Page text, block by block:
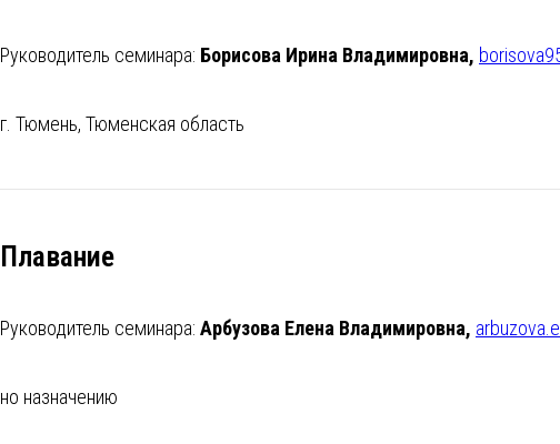
Руководитель семинара: Борисова Ирина Владимировна,
г. Тюмень, Тюменская область
Плавание
Руководитель семинара: Арбузова Елена Владимировна,
но назначению